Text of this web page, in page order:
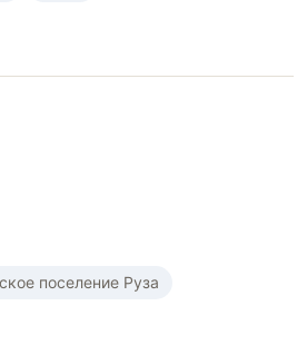
поселение Руза